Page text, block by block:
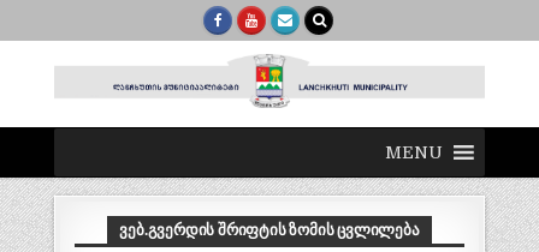
MENU
ᲕᲔᲑ.ᲒᲕᲔᲠᲓᲘᲡ ᲨᲠᲘᲤᲢᲘᲡ ᲖᲝᲛᲘᲡ ᲪᲕᲚᲘᲚᲔᲑᲐ